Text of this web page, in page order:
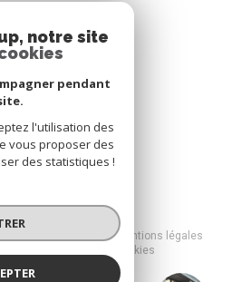
adhérons
Mentions légales
Cookies
notre site
pendant
l'utilisation des
vous proposer des
des statistiques !